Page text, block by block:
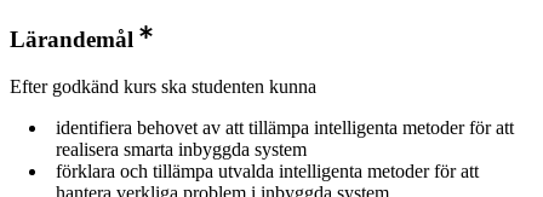
Lärandemål
Efter godkänd kurs ska studenten kunna
identifiera behovet av att tillämpa intelligenta metoder för att
realisera smarta inbyggda system
förklara och tillämpa utvalda intelligenta metoder för att
hantera verkliga problem i inbyggda system